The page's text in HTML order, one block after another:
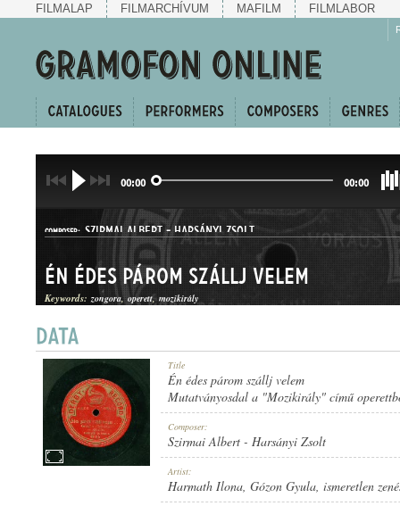
FILMALAP FILMARCHÍVUM MAFILM FILMLABOR
00:00 00:00
COMPOSER: SZIRMAI ALBERT-HARSÁNYI ZSOLT
KERINGŐ
Én édes párom szállj velem
Keywords: zongora operett mozikirály
Title
Én édes párom szállj velem
Mutatványosdal a "Mozikirály" című
Composer:
Szirmai Albert - Harsányi Zsolt
Artist:
Harmath Ilona, Gózon Gyula, ismeretlen